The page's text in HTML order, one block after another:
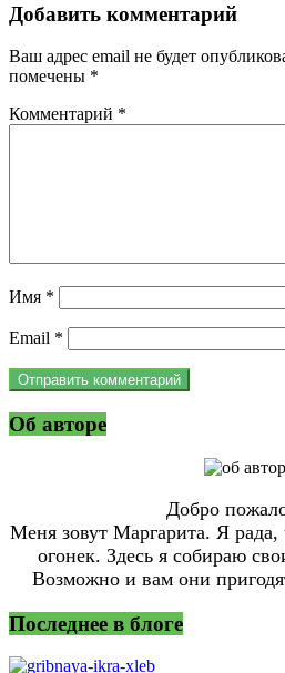
Добавить комментарий
Ваш адрес email не будет
помечены *
Комментарий *
Имя *
Email *
Об авторе
Добро
Меня зовут Маргарита. Я
огонек. Здесь я собираю
Возможно и вам они
Последнее в блоге